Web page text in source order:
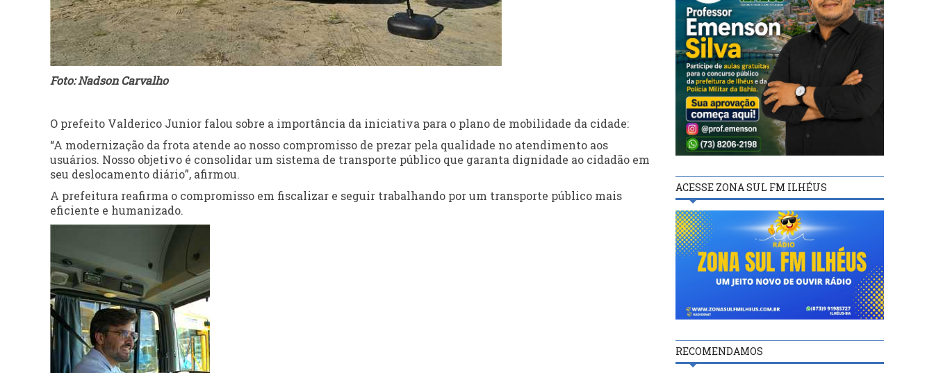
Foto: Nadson Carvalho
O prefeito Valderico Junior falou sobre a importância da iniciativa para o plano de mobilidade da cidade:
“A modernização da frota atende ao nosso compromisso de prezar pela qualidade no atendimento aos
usuários. Nosso objetivo é consolidar um sistema de transporte público que garanta dignidade ao cidadão em
seu deslocamento diário”, afirmou.
A prefeitura reafirma o compromisso em fiscalizar e seguir trabalhando por um transporte público mais
eficiente e humanizado.
ACESSE ZONA SUL FM ILHÉUS
RECOMENDAMOS